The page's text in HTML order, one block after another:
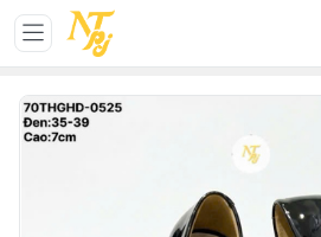
Trang chủ
70-THGHĐ-ĐEN-35-(10433BIT253T726)